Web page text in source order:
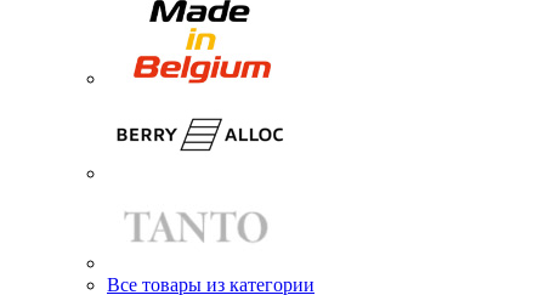
Все товары из категории